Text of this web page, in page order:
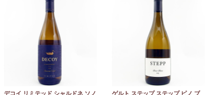
デコイ リミテッド シャルドネ ソノ
ゲルト ステップ ステップ ピノ ブ